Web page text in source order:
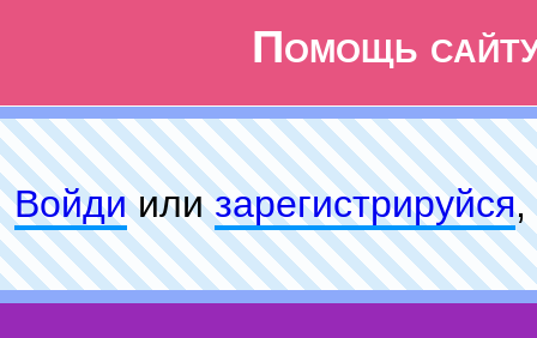
Помощь
Войдиилизарeгиcтpируйся,